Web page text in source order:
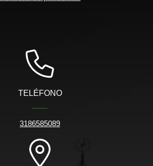
TELÉFONO
3186585089